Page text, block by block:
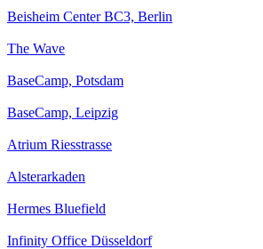
Beisheim Center BC3, Berlin
The Wave
BaseCamp, Potsdam
BaseCamp, Leipzig
Atrium Riesstrasse
Alsterarkaden
Hermes Bluefield
Infinity Office Düsseldorf